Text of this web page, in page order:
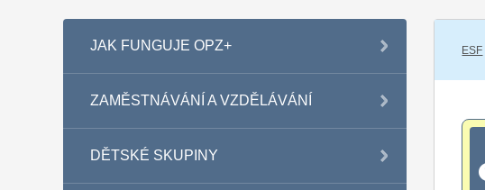
JAK FUNGUJE OPZ+
ZAMĚSTNÁVÁNÍ A VZDĚLÁVÁNÍ
DĚTSKÉ SKUPINY
ESF